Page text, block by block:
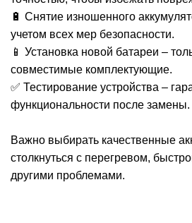
🔋 Снятие изношенного
учетом всех мер безопасности.
📱 Установка новой батареи –
совместимые комплектующие.
✅ Тестирование устройства –
функциональности после замены.
Важно выбирать качественные
столкнуться с перегревом,
другими проблемами.